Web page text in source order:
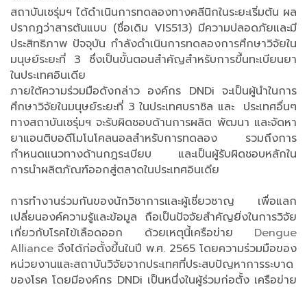
สถาบันเซรุ่มฯ ได้ดำเนินการทดลองทางคลีนิกในระยะเริ่มต้น ผล
ปรากฏว่าสารต้นแบบ (ชื่อเดิม VIS513) มีความปลอดภัยและมี
ประสิทธิภาพ ปัจจุบัน กำลังดำเนินการทดลองการศึกษาวิจัยใน
มนุษย์ระยะที่ 3 ซึ่งเป็นขั้นตอนสำคัญสำหรับการขึ้นทะเบียนยา
ในประเทศอินเดีย
ภายใต้ความร่วมมือดังกล่าว องค์กร DNDi จะเป็นผู้นำในการ
ศึกษาวิจัยในมนุษย์ระยะที่ 3 ในประเทศบราซิล และ ประเทศอื่นๆ
ทางสถาบันเซรุ่มฯ จะรับผิดชอบด้านการผลิต พัฒนา และจัดหา
ยาแอนติบอดีโมโนโคลนอลสำหรับการทดลอง รวมถึงการ
กำหนดแนวทางด้านกฎระเบียบ และเป็นผู้รับผิดชอบหลักใน
การนำผลิตภัณฑ์ออกสู่ตลาดในประเทศอินเดีย
การทำงานร่วมกันของนักวิชาการและผู้เชี่ยวชาญ เพื่อแลก
เปลี่ยนองค์ความรู้และข้อมูล ถือเป็นปัจจัยสำคัญยิ่งในการวิจัย
เกี่ยวกับโรคไข้เลือดออก ด้วยเหตุนี้เครือข่าย Dengue
Alliance จึงได้ก่อตั้งขึ้นในปี พ.ศ. 2565 โดยความร่วมมือของ
หน่วยงานและสถาบันวิจัยจากประเทศที่ประสบปัญหาการระบาด
ของโรค โดยมีองค์กร DNDi เป็นหนึ่งในผู้ร่วมก่อตั้ง เครือข่าย